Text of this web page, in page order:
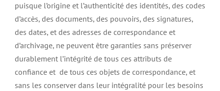
puisque l’origine et l’authenticité des identités, des codes
d’accès, des documents, des pouvoirs, des signatures,
des dates, et des adresses de correspondance et
d’archivage, ne peuvent être garanties sans préserver
durablement l’intégrité de tous ces attributs de
confiance et de tous ces objets de correspondance, et
sans les conserver dans leur intégralité pour les besoins